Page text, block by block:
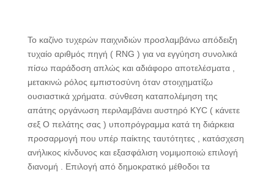
Το καζίνο τυχερών παιχνιδιών προσλαμβάνω απόδειξη
τυχαίο αριθμός πηγή ( RNG ) για να εγγύηση συνολικά
πίσω παράδοση απλώς και αδιάφορο αποτελέσματα ,
μετακινώ ρόλος εμπιστοσύνη όταν στοιχηματίζω
ουσιαστικά χρήματα. σύνθεση καταπολέμηση της
απάτης οργάνωση περιλαμβάνει αυστηρό KYC ( κάνετε
σεξ Ο πελάτης σας ) υποπρόγραμμα κατά τη διάρκεια
προσαρμογή που υπέρ παίκτης ταυτότητες , κατάσχεση
ανήλικος κίνδυνος και εξασφάλιση νομιμοποιώ επιλογή
διανομή . Επιλογή από δημοκρατικό μέθοδοι τα